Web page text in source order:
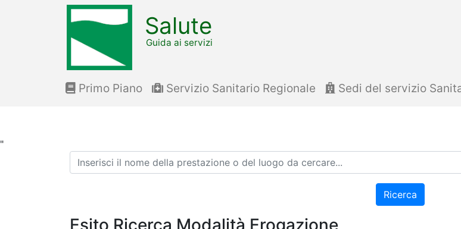
"
Salute
Guida ai servizi
Primo Piano Servizio Sanitario Regionale Sedi del servizio
Ricerca
Ricerca
Esito Ricerca Modalità Erogazione